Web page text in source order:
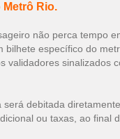
Metrô Rio.
não perca tempo
bilhete específico do
validadores sinalizados
será debitada
ou taxas, ao final